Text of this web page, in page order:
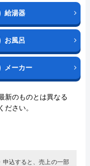
給湯器
お風呂
メーカー
新のものとは異なる
ださい。
込すると、売上の一部